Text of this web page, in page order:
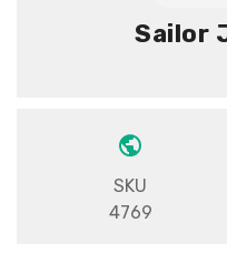
Sailor
SKU
4769